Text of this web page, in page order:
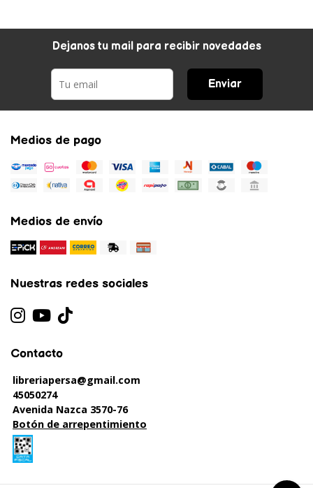
Dejanos tu mail para recibir novedades
Enviar
Medios de pago
Medios de envío
Nuestras redes sociales
Contacto
libreriapersa@gmail.com
45050274
Avenida Nazca 3570-76
Botón de arrepentimiento